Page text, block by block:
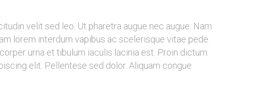
velit sed leo. Ut pharetra augue nec augue. Nam
lorem interdum vapibus ac scelerisque vitae pede.
urna et tibulum iaculis lacinia est. Proin dictum
elit. Pellentese sed dolor. Aliquam congue